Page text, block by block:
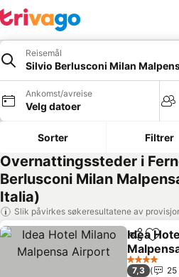
Reisemål
Silvio Berlusconi Milan
Ankomst/avreise
Velg datoer
Sorter Filtrer
Overnattingssteder i
Berlusconi Milan
Italia)
Slik påvirkes søkeresultatene av
Del
Idea
Se priser
4 Stjerner
7,3
25